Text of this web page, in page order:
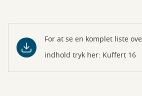
For at se en komplet liste
indhold tryk her: Kuffert 16